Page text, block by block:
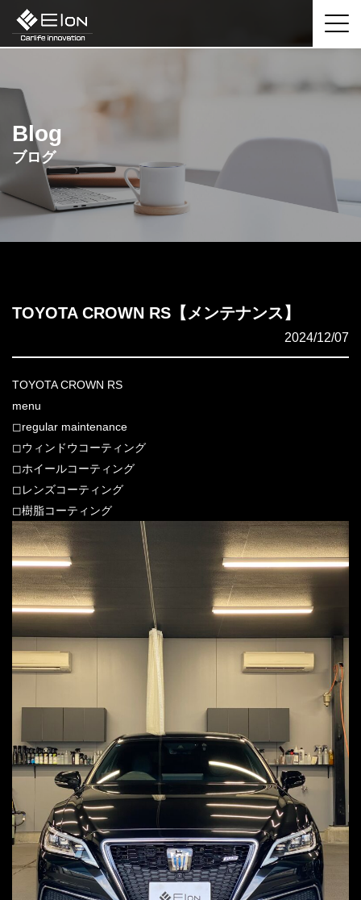
Blog
ブログ
TOYOTA CROWN RS【メンテナンス】
2024/12/07
TOYOTA CROWN RS
menu
◻︎regular maintenance
◻︎ウィンドウコーティング
◻︎ホイールコーティング
◻︎レンズコーティング
◻︎樹脂コーティング